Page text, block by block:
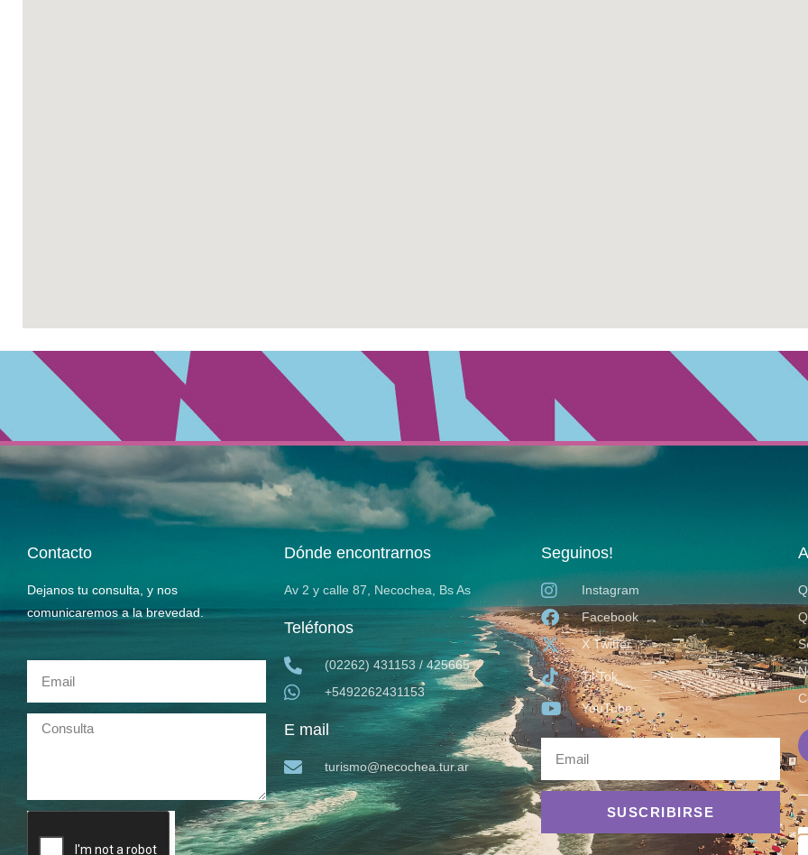
Contacto
Dejanos tu consulta, y nos
comunicaremos a la brevedad.
Dónde encontrarnos
Av 2 y calle 87, Necochea, Bs As
Teléfonos
(02262) 431153 / 425665
+5492262431153
E mail
turismo@necochea.tur.ar
Seguinos!
Instagram
Facebook
X Twitter
TikTok
YouTube
SUSCRIBIRSE